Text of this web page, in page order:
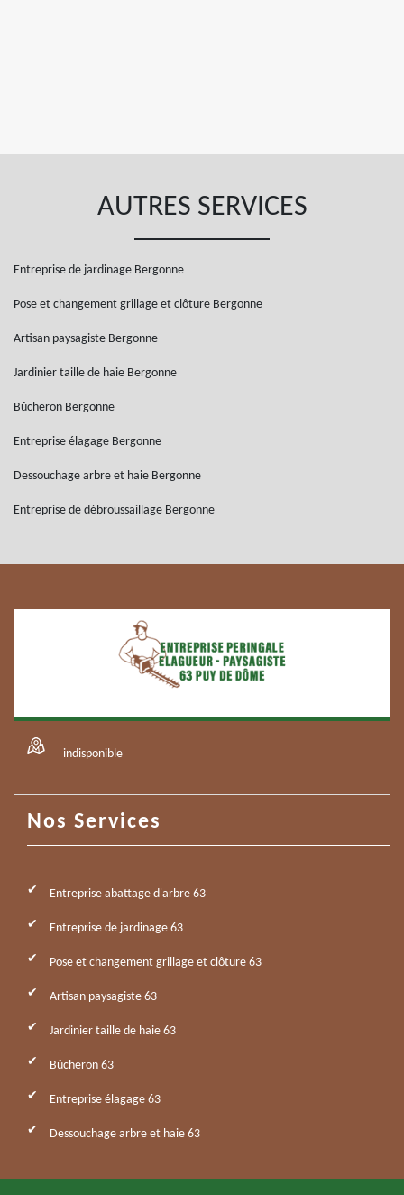
AUTRES SERVICES
Entreprise de jardinage Bergonne
Pose et changement grillage et clôture Bergonne
Artisan paysagiste Bergonne
Jardinier taille de haie Bergonne
Bûcheron Bergonne
Entreprise élagage Bergonne
Dessouchage arbre et haie Bergonne
Entreprise de débroussaillage Bergonne
indisponible
Nos Services
Entreprise abattage d'arbre 63
Entreprise de jardinage 63
Pose et changement grillage et clôture 63
Artisan paysagiste 63
Jardinier taille de haie 63
Bûcheron 63
Entreprise élagage 63
Dessouchage arbre et haie 63